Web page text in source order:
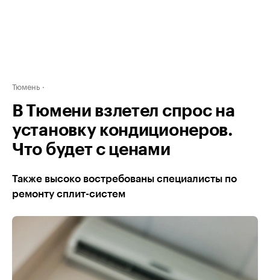
Тюмень
В Тюмени взлетел спрос на
установку кондиционеров.
Что будет с ценами
Также высоко востребованы специалисты по
ремонту сплит-систем